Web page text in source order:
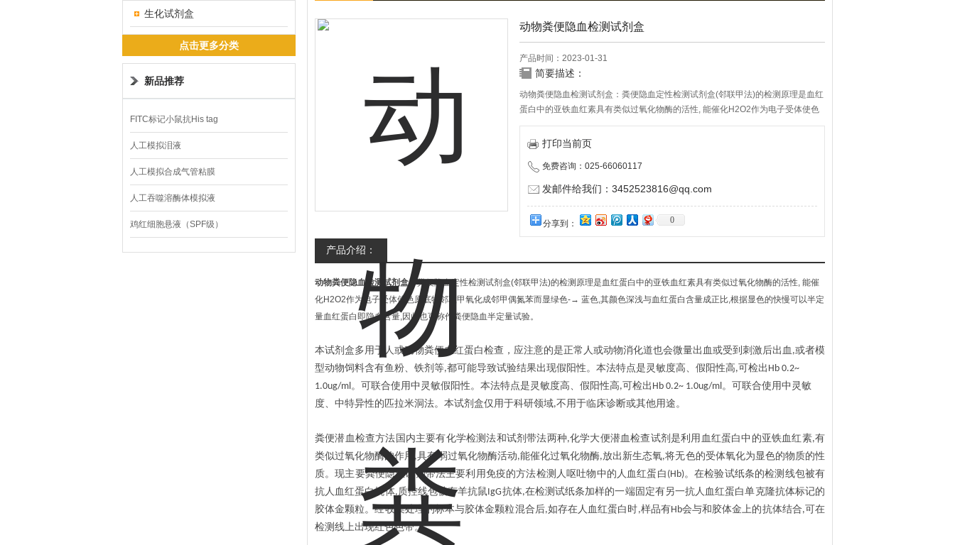
生化试剂盒
点击更多分类
新品推荐
FITC标记小鼠抗His tag
人工模拟泪液
人工模拟合成气管粘膜
人工吞噬溶酶体模拟液
鸡红细胞悬液（SPF级）
动物粪便隐血检测试剂盒
产品时间：2023-01-31
简要描述：
动物粪便隐血检测试剂盒：粪便隐血定性检测试剂盒(邻联甲法)的检测原理是血红
蛋白中的亚铁血红素具有类似过氧化物酶的活性, 能催化H2O2作为电子受体使色
原底物邻联甲氧化成邻甲偶氮苯而显绿色-→ 蓝色,其颜色深浅与血红蛋白含量成正
比,根据显色的快慢可以半定量血红蛋白即隐血含量,因此也可称作粪便隐血半定量
打印当前页
免费咨询：025-66060117
发邮件给我们：3452523816@qq.com
分享到： 0
产品介绍：
动物粪便隐血检测试剂盒：粪便隐血定性检测试剂盒(邻联甲法)的检测原理是血红蛋白中的亚铁血红素具有类似过氧化物酶的活性, 能催
化H2O2作为电子受体使色原底物邻联甲氧化成邻甲偶氮苯而显绿色-→ 蓝色,其颜色深浅与血红蛋白含量成正比,根据显色的快慢可以半定
量血红蛋白即隐血含量,因此也可称作粪便隐血半定量试验。
本试剂盒多用于人或动物粪便血红蛋白检查，应注意的是正常人或动物消化道也会微量出血或受到刺激后出血 ,或者模
型动物饲料含有鱼粉、铁剂等,都可能导致试验结果出现假阳性。本法特点是灵敏度高、假阳性高,可检出 Hb 0.2~
1.0ug/ml。可联合使用中灵敏假阳性。本法特点是灵敏度高、假阳性高,可检出 Hb 0.2~ 1.0ug/ml。可联合使用中灵敏
度、中特异性的匹拉米洞法。本试剂盒仅用于科研领域,不用于临床诊断或其他用途。
粪便潜血检查方法国内主要有化学检测法和试剂带法两种,化学大便潜血检查试剂是利用血红蛋白中的亚铁血红素,有
类似过氧化物酶的作用 ,具有弱过氧化物酶活动,能催化过氧化物酶,放出新生态氧,将无色的受体氧化为显色的物质的性
质。现主要粪便隐血试剂带法主要利用免疫的方法检测人呕吐物中的人血红蛋白 (Hb)。在检验试纸条的检测线包被有
抗人血红蛋白抗体,质控线包被有羊抗鼠IgG抗体,在检测试纸条加样的一端固定有另一抗人血红蛋白单克隆抗体标记的
胶体金颗粒。经收集处理的标本与胶体金颗粒混合后,如存在人血红蛋白时,样品有Hb会与和胶体金上的抗体结合,可在
检测线上出现红色色带。